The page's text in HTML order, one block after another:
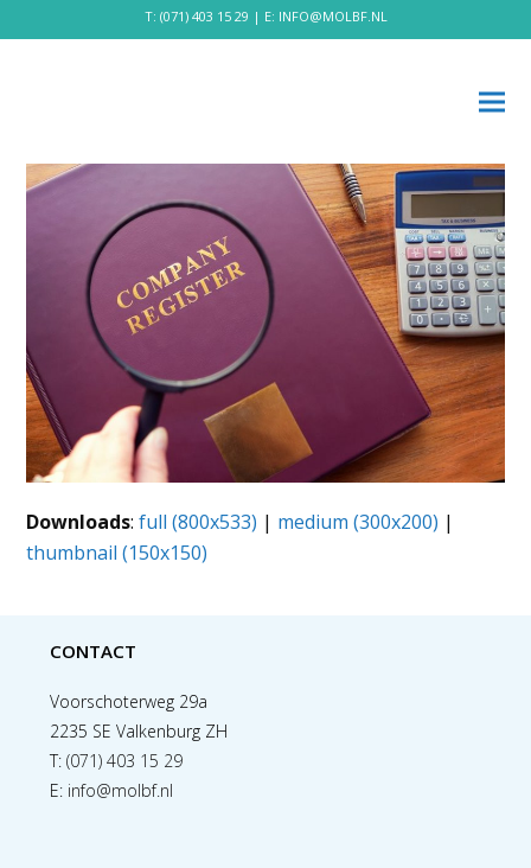
T: (071) 403 15 29 | E: INFO@MOLBF.NL
Downloads:full (800x533) | medium (300x200) |
thumbnail (150x150)
CONTACT
Voorschoterweg 29a
2235 SE Valkenburg ZH
T:(071) 403 15 29
E: info@molbf.nl